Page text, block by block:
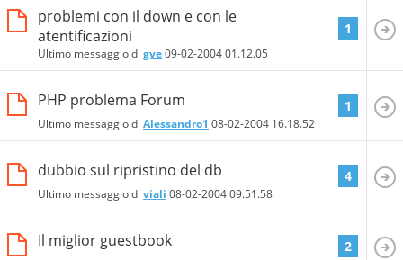
problemi con il down e con le
atentificazioni
Ultimo messaggio di gve09-02-200401.12.05
1
PHP problema Forum
Ultimo messaggio di Alessandro1 08-02-2004 16.18.52
1
dubbio sul ripristino del db
Ultimo messaggio di viali 08-02-200409.51.58
4
Il miglior guestbook 2